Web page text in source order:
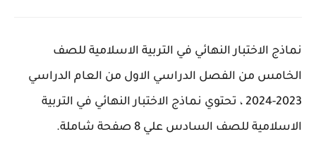
نماذج الاختبار النهائي في التربية الاسلامية للصف
الخامس من الفصل الدراسي الاول من العام الدراسي
2023-2024 ، تحتوي نماذج الاختبار النهائي في التربية
الاسلامية للصف السادس علي 8 صفحة شاملة.